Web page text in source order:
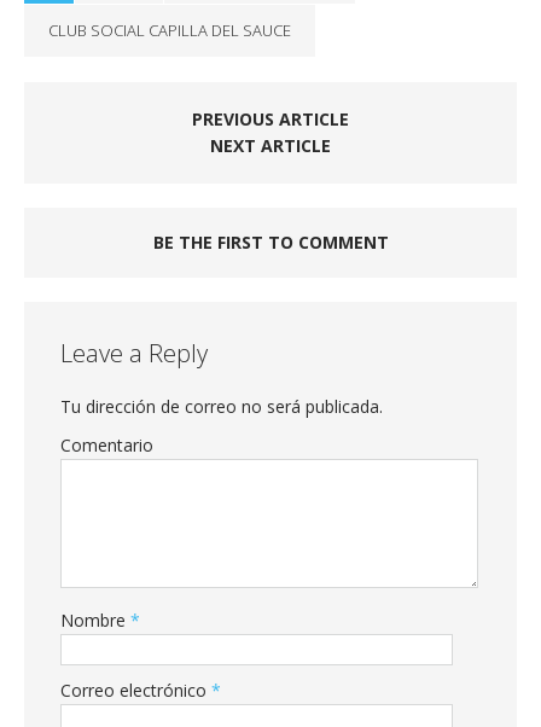
CLUB SOCIAL CAPILLA DEL SAUCE
PREVIOUS ARTICLE
NEXT ARTICLE
BE THE FIRST TO COMMENT
Leave a Reply
Tu dirección de correo no será publicada.
Comentario
Nombre *
Correo electrónico *